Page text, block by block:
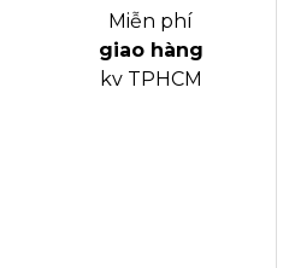
Miễn phí
giao hàng
kv TPHCM